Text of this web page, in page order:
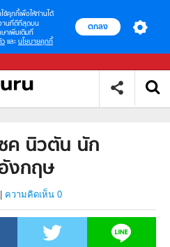
ใช้คุกกี้เพื่อให้ท่านได้
านที่ดีที่สุดบน
ษาเพิ่มเติมที่
ว และ นโยบายคุกกี้
ตกลง
ซค นิวตัน นัก
งกฤษ
ความคิดเห็น 0